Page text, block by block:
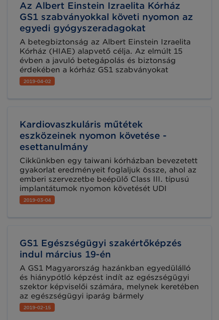
valós alkalmazási környezetben is
megtekinthető lesz a betegazonosítási
rendszer működése.
Az Albert Einstein Izraelita Kórház
GS1 szabványokkal követi nyomon az
egyedi gyógyszeradagokat
A betegbiztonság az Albert Einstein Izraelita
Kórház (HIAE) alapvető célja. Az elmúlt 15
évben a javuló betegápolás és biztonság
érdekében a kórház GS1 szabványokat
vezetett be és kezdett használni, melynek
köszönhetően nyomon követhetővé vált az
2019-04-02
Kardiovaszkuláris műtétek
eszközeinek nyomon követése -
esettanulmány
Cikkünkben egy taiwani kórházban bevezetett
gyakorlat eredményeit foglaljuk össze, ahol az
emberi szervezetbe beépülő Class III. típusú
implantátumok nyomon követését UDI
(Unique Device Identification, Egyedi
eszközazonosítás) rendszer segítségével
2019-03-04
GS1 Egészségügyi szakértőképzés
indul március 19-én
A GS1 Magyarország hazánkban egyedülálló
és hiánypótló képzést indít az egészségügyi
szektor képviselői számára, melynek keretében
az egészségügyi iparág bármely
szegmensében tevékenykedő szakemberek
nemzetközi kitekintéssel és számos gyakorlati
2019-02-15